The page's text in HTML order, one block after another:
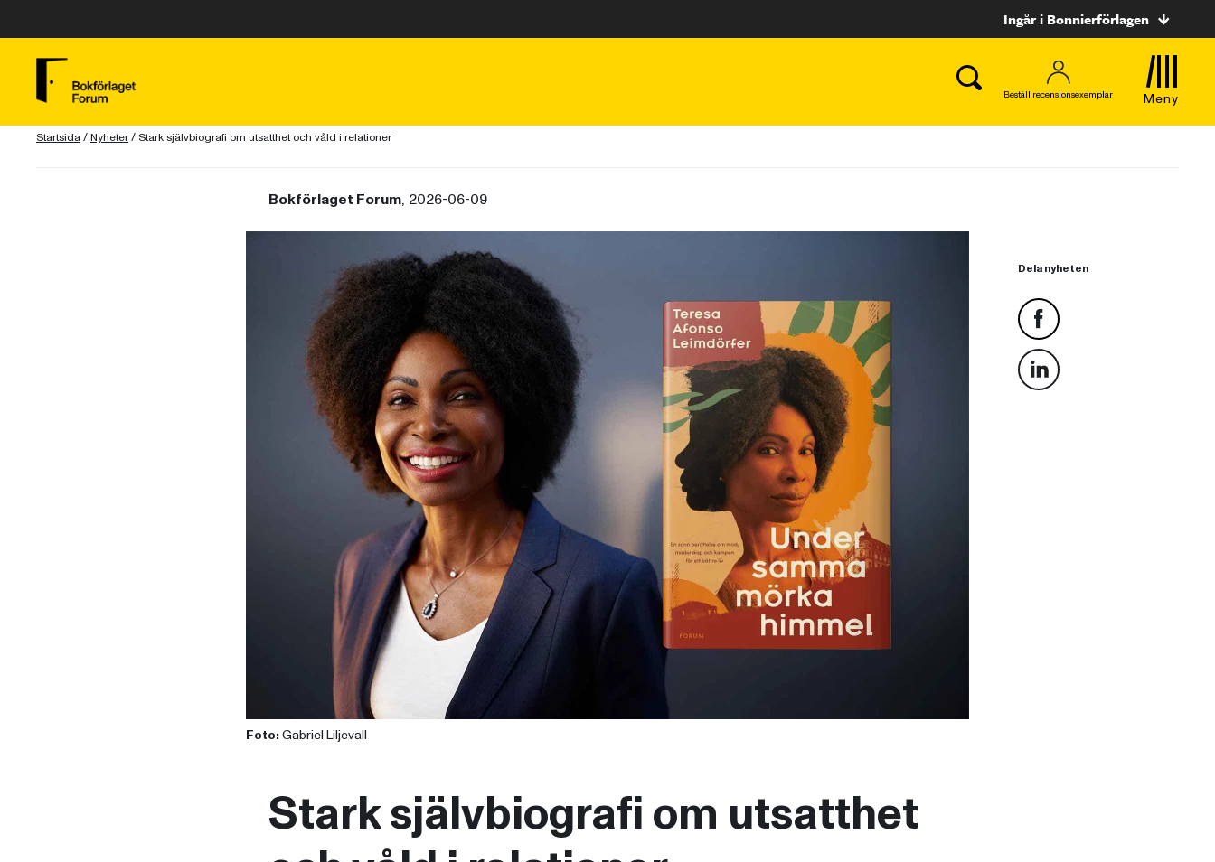
Ingår i Bonnierförlagen
Beställ recensionsexemplar Meny
Startsida/Nyheter/Stark självbiografi om utsatthet och våld i relationer
Bokförlaget Forum, 2026-06-09
Foto: Gabriel Liljevall
Dela nyheten
Stark självbiografi om utsatthet